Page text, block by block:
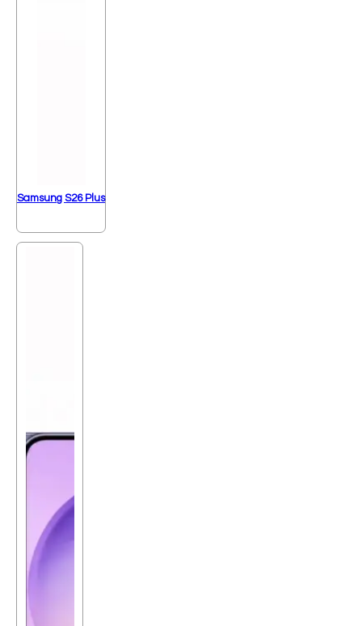
Samsung S26 Plus